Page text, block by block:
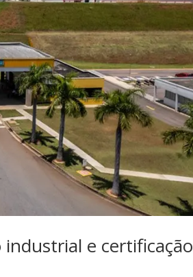
industrial e certificação